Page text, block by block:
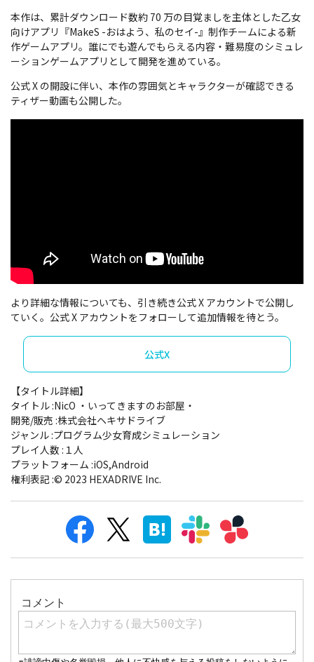
本作は、累計ダウンロード数約 70 万の目覚ましを主体とした乙女
向けアプリ『MakeS -おはよう、私のセイ-』制作チームによる新
作ゲームアプリ。誰にでも遊んでもらえる内容・難易度のシミュレ
ーションゲームアプリとして開発を進めている。
公式 X の開設に伴い、本作の雰囲気とキャラクターが確認できる
ティザー動画も公開した。
より詳細な情報についても、引き続き公式 X アカウントで公開し
ていく。公式 X アカウントをフォローして追加情報を待とう。
公式X
【タイトル詳細】
タイトル :NicO ・いってきますのお部屋・
開発/販売 :株式会社ヘキサドライブ
ジャンル :プログラム少女育成シミュレーション
プレイ人数 :１人
プラットフォーム :iOS,Android
権利表記 :© 2023 HEXADRIVE Inc.